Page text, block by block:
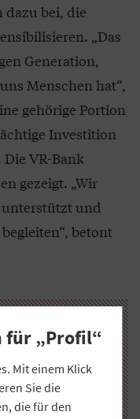
dazu bei, die
„Das
Generation,
Menschen hat“,
gehörige Portion
Investition
VR-Bank
gezeigt. „Wir
unterstützt und
betont
für „Profil“
Mit einem Klick
Sie die
die für den